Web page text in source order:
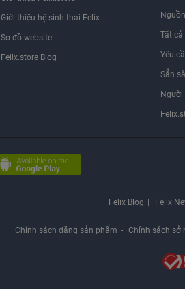
Giới thiệu hệ sinh thái Felix
Sơ đồ website
Felix.store Blog
Nguồn
Tất
Yêu
Sẵn
Felix Blog Felix
Chính sách đăng sản phẩm Chính sách sở